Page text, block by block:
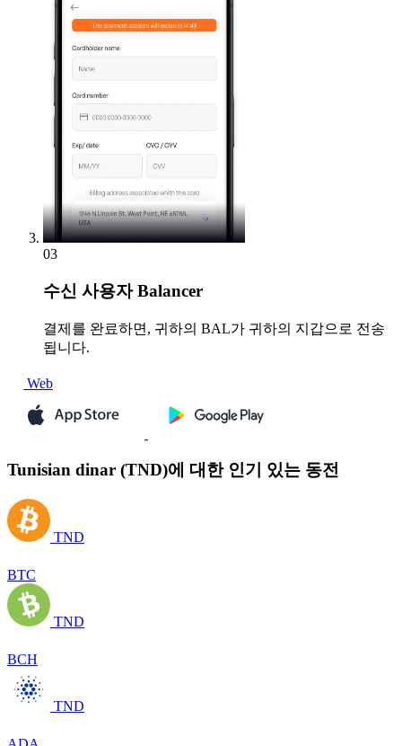
03
수신 사용자 Balancer
결제를 완료하면, 귀하의 BAL가 귀하의 지갑으로 전송
됩니다.
Web
Tunisian dinar (TND)에 대한 인기 있는 동전
TND
BTC
TND
BCH
TND